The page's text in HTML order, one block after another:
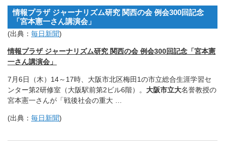
情報プラザ ジャーナリズム研究 関西の会 例会300回記念
「宮本憲一さん講演会」
(出典： 毎日新聞)
情報プラザ ジャーナリズム研究 関西の会 例会300回記念「宮本憲
一さん講演会」
7月6日（木）14～17時、 大阪市北区梅田1の市立総合生涯学習セ
ンター第2研修室（大阪駅前第2ビル6階）。 大阪市立大名誉教授の
宮本憲一さんが「戦後社会の重大 …
(出典： 毎日新聞)